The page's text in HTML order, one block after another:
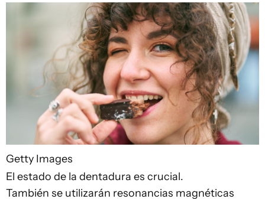
Getty Images
El estado de la dentadura es crucial.
También se utilizarán resonancias magnéticas